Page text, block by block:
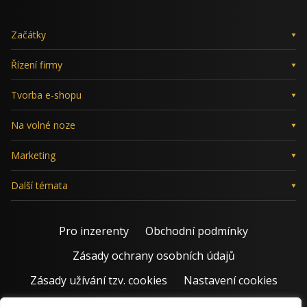
Začátky
Řízení firmy
Tvorba e-shopu
Na volné noze
Marketing
Další témata
Pro inzerenty
Obchodní podmínky
Zásady ochrany osobních údajů
Zásady užívání tzv. cookies
Nastavení cookies